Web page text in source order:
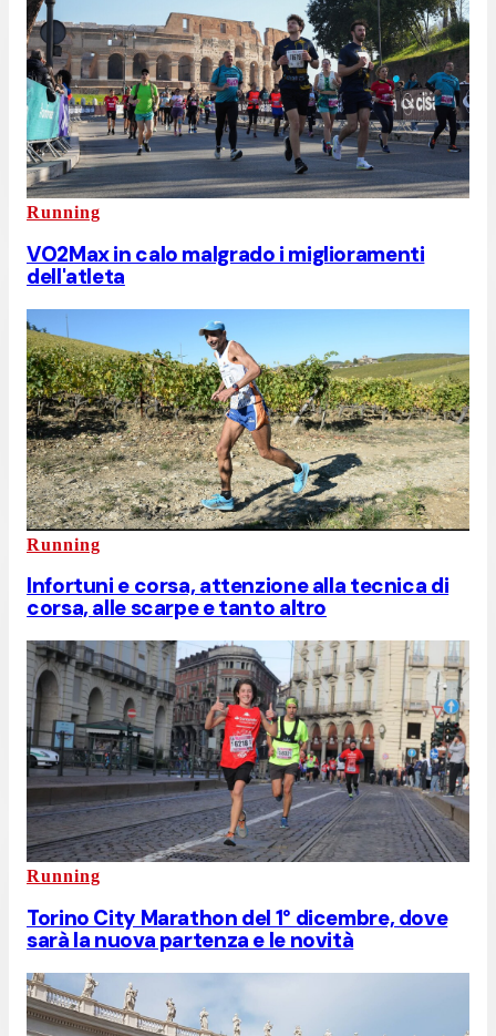
Running
VO2Max in calo malgrado i miglioramenti
dell'atleta
Running
Infortuni e corsa, attenzione alla tecnica di
corsa, alle scarpe e tanto altro
Running
Torino City Marathon del 1° dicembre, dove
sarà la nuova partenza e le novità